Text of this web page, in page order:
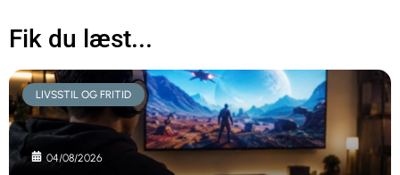
Fik du læst...
LIVSSTIL OG FRITID
04/08/2026